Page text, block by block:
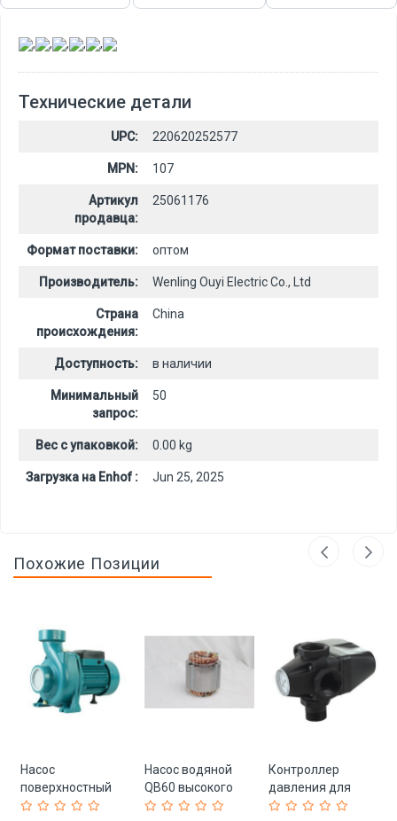
, , , , ,
Технические детали
UPC: 220620252577
MPN: 107
Артикул
продавца:
25061176
Формат поставки: оптом
Производитель: Wenling Ouyi Electric Co., Ltd
Страна
происхождения:
China
Доступность: в наличии
Минимальный
запрос:
50
Вес с упаковкой: 0.00 kg
Загрузка на Enhof : Jun 25, 2025
Похожие Позиции
Насос
поверхностный
центробежный
Насос водяной
QB60 высокого
давления
Контроллер
давления для
насоса воды с